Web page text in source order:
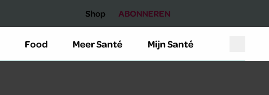
Shop ABONNEREN
Food Meer Santé Mijn Santé